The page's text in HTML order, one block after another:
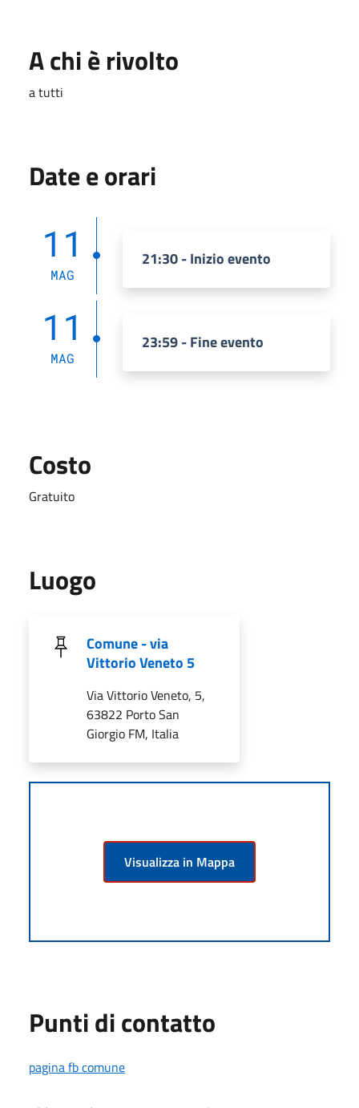
A chi è rivolto
a tutti
Date e orari
11
MAG
21:30 - Inizio evento
11
MAG
23:59 - Fine evento
Costo
Gratuito
Luogo
Comune - via
Vittorio Veneto 5
Via Vittorio Veneto, 5,
63822 Porto San
Giorgio FM, Italia
Visualizza in Mappa
Punti di contatto
pagina fb comune